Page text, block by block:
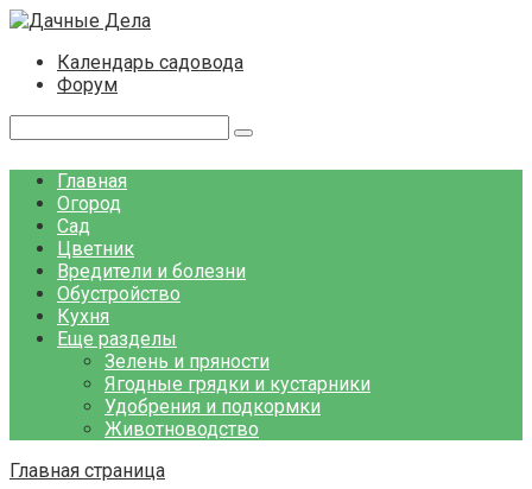
Перейти
контентуКалендарь садовода
Форум
Главная
Огород
Сад
Цветник
Вредители и болезни
Обустройство
Кухня
Еще разделы
Зелень и пряности
Ягодные грядки и кустарники
Удобрения и подкормки
Животноводство
Главная страница